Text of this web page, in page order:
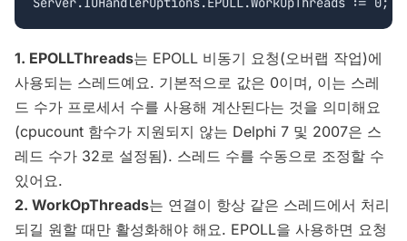
1. EPOLLThreads는 EPOLL 비동기 요청(오버랩 작업)에
사용되는 스레드예요. 기본적으로 값은 0이며, 이는 스레
드 수가 프로세서 수를 사용해 계산된다는 것을 의미해요
(cpucount 함수가 지원되지 않는 Delphi 7 및 2007은 스
레드 수가 32로 설정됨). 스레드 수를 수동으로 조정할 수
있어요.
2. WorkOpThreads는 연결이 항상 같은 스레드에서 처리
되길 원할 때만 활성화해야 해요. EPOLL을 사용하면 요청